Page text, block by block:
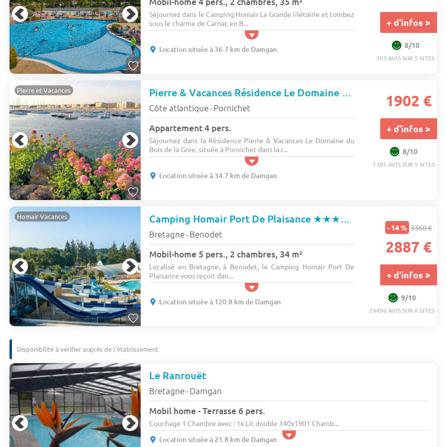
Séjournez dans le Camping Homair La Grande Métairie et tombez
sous le charme de Carnac en B...
Location située à 36.7 km de Damgan
+ d'infos >
8/10
303 AVIS SUR 5 SITES
Pierre et Vacances Pierre & Vacances Résidence Le Domaine du Bois de la Gree
Côte atlantique- Pornichet
Appartement 4 pers.
Séjournez dans la Résidence Pierre & Vacances Le Domaine du
Bois de la Gree, située à Pornichet dans la r...
Location située à 34.7 km de Damgan
1902 €
+ d'infos >
8/10
1385 AVIS SUR 9 SITES
Homair Vacances Camping Homair Port De Plaisance ★★★★★
Bretagne- Benodet
Mobil-home 5 pers., 2 chambres, 34 m²
Localisé en Bretagne, à Benodet, le Camping Homair Port De
Plaisance vous reçoit dan...
Location située à 120.8 km de Damgan
- 14 % 3360 €
2887 €
+ d'infos >
9/10
29496 AVIS SUR 6 SITES
Disponibilité à vérifier auprès de l'établissement
Le Ranrouët
Bretagne- Damgan
Mobil home - Terrasse 6 pers.
Couchage 1 Chambre avec : 1x Lit double 140x1901 Chamb...
Location située à 21.8 km de Damgan